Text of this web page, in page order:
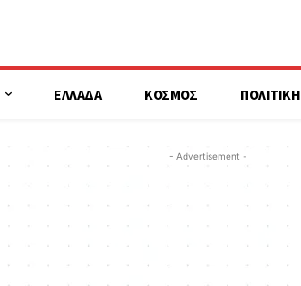
ΕΛΛΑΔΑ ΚΟΣΜΟΣ ΠΟΛΙΤΙΚΗ
- Advertisement -